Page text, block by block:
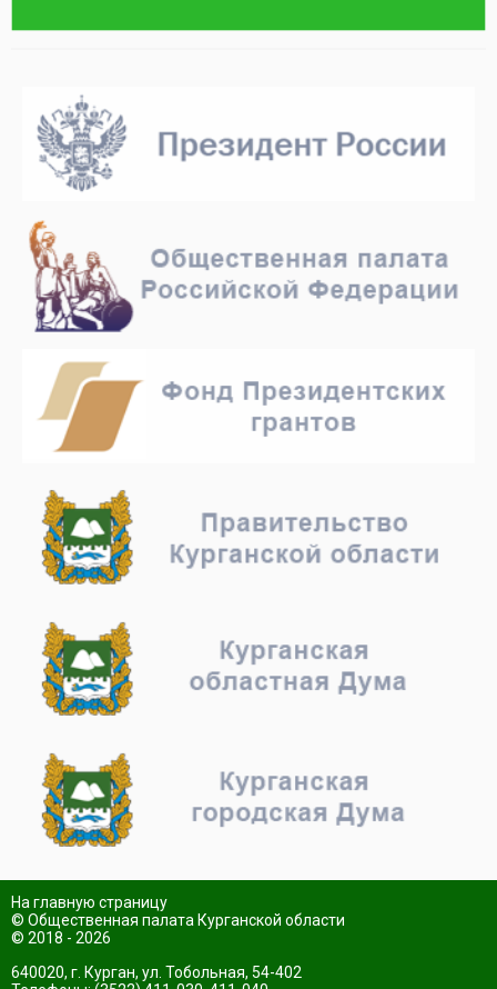
На главную страницу
© Общественная палата Курганской области
© 2018 - 2026
640020, г. Курган, ул. Тобольная, 54-402